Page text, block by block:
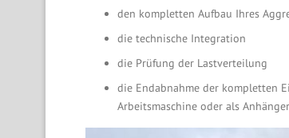
den kompletten Aufbau Ihres
die technische Integration
die Prüfung der Lastverteilung
die Endabnahme der kompletten
Arbeitsmaschine oder als